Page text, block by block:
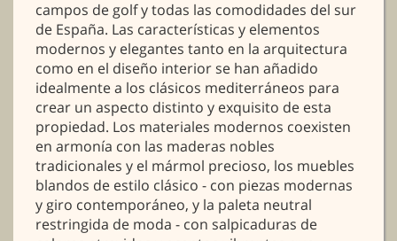
campos de golf y todas las comodidades del sur
de España. Las características y elementos
modernos y elegantes tanto en la arquitectura
como en el diseño interior se han añadido
idealmente a los clásicos mediterráneos para
crear un aspecto distinto y exquisito de esta
propiedad. Los materiales modernos coexisten
en armonía con las maderas nobles
tradicionales y el mármol precioso, los muebles
blandos de estilo clásico - con piezas modernas
y giro contemporáneo, y la paleta neutral
restringida de moda - con salpicaduras de